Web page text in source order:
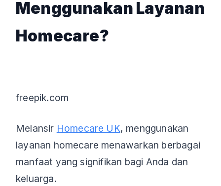
Menggunakan Layanan
Homecare?
freepik.com
Melansir Homecare UK, menggunakan
layanan homecare menawarkan berbagai
manfaat yang signifikan bagi Anda dan
keluarga.